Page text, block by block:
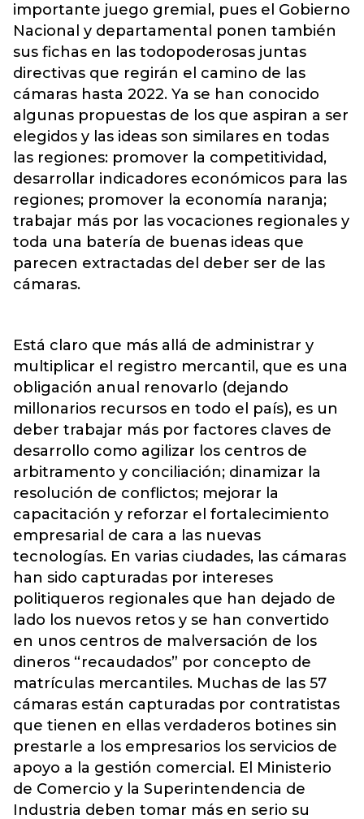
importante juego gremial, pues el Gobierno
Nacional y departamental ponen también
sus fichas en las todopoderosas juntas
directivas que regirán el camino de las
cámaras hasta 2022. Ya se han conocido
algunas propuestas de los que aspiran a ser
elegidos y las ideas son similares en todas
las regiones: promover la competitividad,
desarrollar indicadores económicos para las
regiones; promover la economía naranja;
trabajar más por las vocaciones regionales y
toda una batería de buenas ideas que
parecen extractadas del deber ser de las
cámaras.
Está claro que más allá de administrar y
multiplicar el registro mercantil, que es una
obligación anual renovarlo (dejando
millonarios recursos en todo el país), es un
deber trabajar más por factores claves de
desarrollo como agilizar los centros de
arbitramento y conciliación; dinamizar la
resolución de conflictos; mejorar la
capacitación y reforzar el fortalecimiento
empresarial de cara a las nuevas
tecnologías. En varias ciudades, las cámaras
han sido capturadas por intereses
politiqueros regionales que han dejado de
lado los nuevos retos y se han convertido
en unos centros de malversación de los
dineros “recaudados” por concepto de
matrículas mercantiles. Muchas de las 57
cámaras están capturadas por contratistas
que tienen en ellas verdaderos botines sin
prestarle a los empresarios los servicios de
apoyo a la gestión comercial. El Ministerio
de Comercio y la Superintendencia de
Industria deben tomar más en serio su